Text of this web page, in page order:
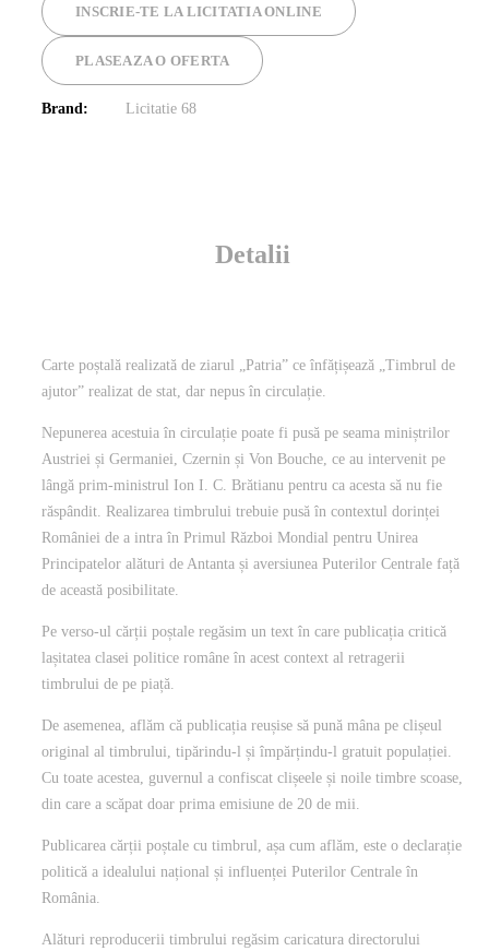
INSCRIE-TE LA LICITATIA ONLINE
PLASEAZA O OFERTA
Brand: Licitatie 68
Detalii
Carte poștală realizată de ziarul „Patria” ce înfățișează „Timbrul de
ajutor” realizat de stat, dar nepus în circulație.
Nepunerea acestuia în circulație poate fi pusă pe seama miniștrilor
Austriei și Germaniei, Czernin și Von Bouche, ce au intervenit pe
lângă prim-ministrul Ion I. C. Brătianu pentru ca acesta să nu fie
răspândit. Realizarea timbrului trebuie pusă în contextul dorinței
României de a intra în Primul Război Mondial pentru Unirea
Principatelor alături de Antanta și aversiunea Puterilor Centrale față
de această posibilitate.
Pe verso-ul cărții poștale regăsim un text în care publicația critică
lașitatea clasei politice române în acest context al retragerii
timbrului de pe piață.
De asemenea, aflăm că publicația reușise să pună mâna pe clișeul
original al timbrului, tipărindu-l și împărțindu-l gratuit populației.
Cu toate acestea, guvernul a confiscat clișeele și noile timbre scoase,
din care a scăpat doar prima emisiune de 20 de mii.
Publicarea cărții poștale cu timbrul, așa cum aflăm, este o declarație
politică a idealului național și influenței Puterilor Centrale în
România.
Alături reproducerii timbrului regăsim caricatura directorului